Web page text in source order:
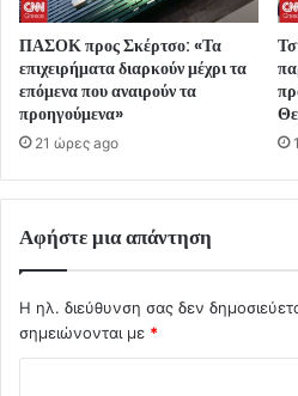
ΠΑΣΟΚ προς Σκέρτσο: «Τα
επιχειρήματα διαρκούν μέχρι τα
επόμενα που αναιρούν τα
προηγούμενα»
21 ώρες ago
Αφήστε μια απάντηση
Η ηλ. διεύθυνση σας δεν
σημειώνονται με *